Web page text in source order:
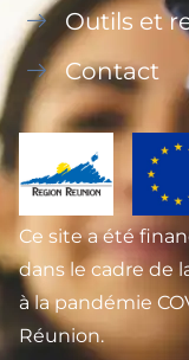
Outils et
Contact
Ce site a été
dans le cadre de
à la pandémie
Réunion.